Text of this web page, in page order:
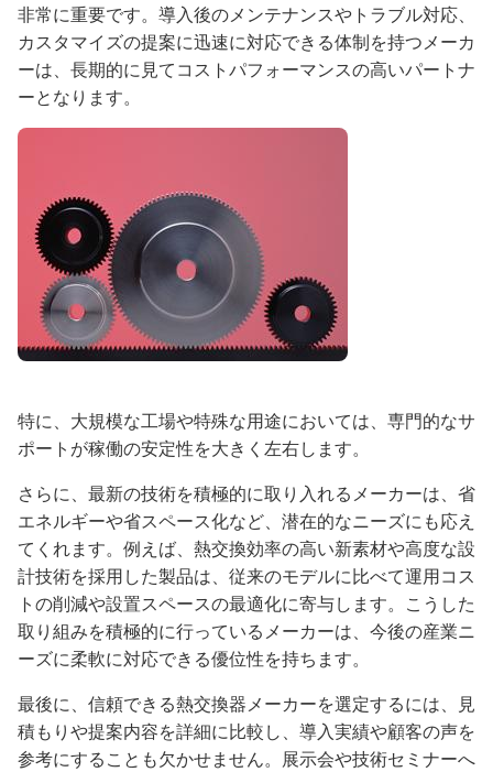
非常に重要です。導入後のメンテナンスやトラブル対応、
カスタマイズの提案に迅速に対応できる体制を持つメーカ
ーは、長期的に見てコストパフォーマンスの高いパートナ
ーとなります。
特に、大規模な工場や特殊な用途においては、専門的なサ
ポートが稼働の安定性を大きく左右します。
さらに、最新の技術を積極的に取り入れるメーカーは、省
エネルギーや省スペース化など、潜在的なニーズにも応え
てくれます。例えば、熱交換効率の高い新素材や高度な設
計技術を採用した製品は、従来のモデルに比べて運用コス
トの削減や設置スペースの最適化に寄与します。こうした
取り組みを積極的に行っているメーカーは、今後の産業ニ
ーズに柔軟に対応できる優位性を持ちます。
最後に、信頼できる熱交換器メーカーを選定するには、見
積もりや提案内容を詳細に比較し、導入実績や顧客の声を
参考にすることも欠かせません。展示会や技術セミナーへ